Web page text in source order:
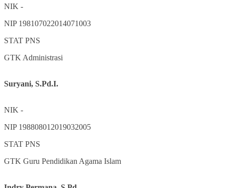
NIK -
NIP 198107022014071003
STAT PNS
GTK Administrasi
Suryani, S.Pd.I.
NIK -
NIP 198808012019032005
STAT PNS
GTK Guru Pendidikan Agama Islam